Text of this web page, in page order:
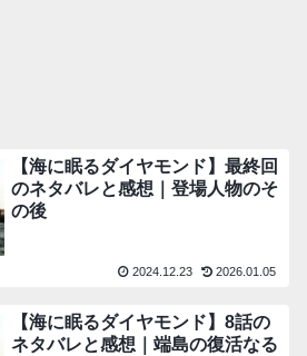
【海に眠るダイヤモンド】最終回
のネタバレと感想｜登場人物のそ
の後
2024.12.23 2026.01.05
【海に眠るダイヤモンド】8話の
ネタバレと感想｜端島の復活なる